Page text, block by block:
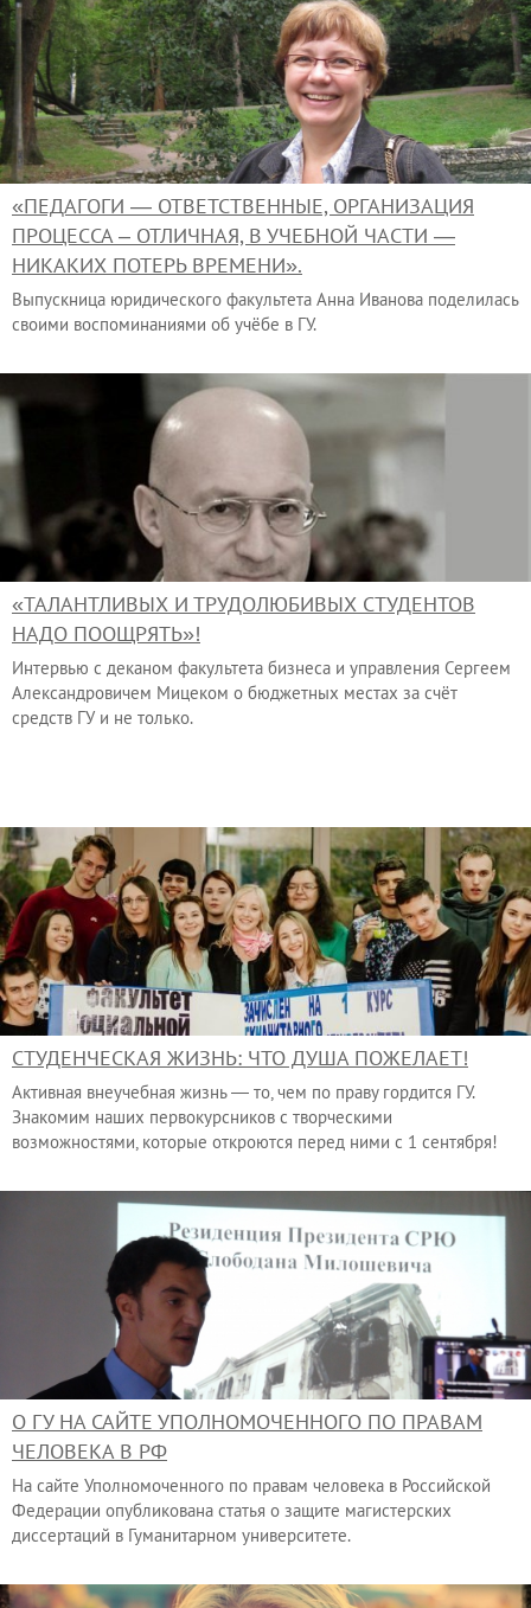
«ПЕДАГОГИ — ОТВЕТСТВЕННЫЕ, ОРГАНИЗАЦИЯ
ПРОЦЕССА – ОТЛИЧНАЯ, В УЧЕБНОЙ ЧАСТИ —
НИКАКИХ ПОТЕРЬ ВРЕМЕНИ».
Выпускница юридического факультета Анна Иванова поделилась
своими воспоминаниями об учёбе в ГУ.
«ТАЛАНТЛИВЫХ И ТРУДОЛЮБИВЫХ СТУДЕНТОВ
НАДО ПООЩРЯТЬ»!
Интервью с деканом факультета бизнеса и управления Сергеем
Александровичем Мицеком о бюджетных местах за счёт
средств ГУ и не только.
СТУДЕНЧЕСКАЯ ЖИЗНЬ: ЧТО ДУША ПОЖЕЛАЕТ!
Активная внеучебная жизнь — то, чем по праву гордится ГУ.
Знакомим наших первокурсников с творческими
возможностями, которые откроются перед ними с 1 сентября!
О ГУ НА САЙТЕ УПОЛНОМОЧЕННОГО ПО ПРАВАМ
ЧЕЛОВЕКА В РФ
На сайте Уполномоченного по правам человека в Российской
Федерации опубликована статья о защите магистерских
диссертаций в Гуманитарном университете.